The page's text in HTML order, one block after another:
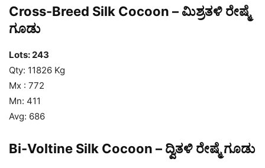
Cross-Breed Silk Cocoon – ಮಿಶ್ರತಳಿ ರೇಷ್ಮೆ
ಗೂಡು
Lots: 243
Qty: 11826 Kg
Mx : 772
Mn: 411
Avg: 686
Bi-Voltine Silk Cocoon – ದ್ವಿತಳಿ ರೇಷ್ಮೆ ಗೂಡು